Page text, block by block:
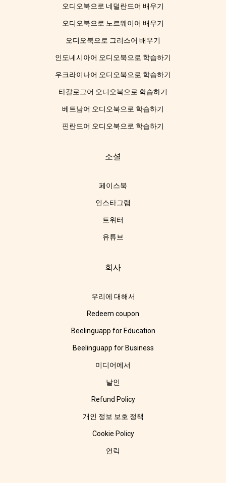
오디오북으로 네덜란드어 배우기
오디오북으로 노르웨이어 배우기
오디오북으로 그리스어 배우기
인도네시아어 오디오북으로 학습하기
우크라이나어 오디오북으로 학습하기
타갈로그어 오디오북으로 학습하기
베트남어 오디오북으로 학습하기
핀란드어 오디오북으로 학습하기
소셜
페이스북
인스타그램
트위터
유튜브
회사
우리에 대해서
Redeem coupon
Beelinguapp for Education
Beelinguapp for Business
미디어에서
날인
Refund Policy
개인 정보 보호 정책
Cookie Policy
연락